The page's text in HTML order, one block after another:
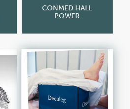
CONMED HALL
POWER